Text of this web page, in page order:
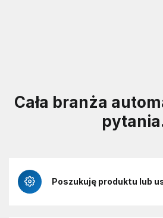
Cała branża
Poszukuję produktu lub